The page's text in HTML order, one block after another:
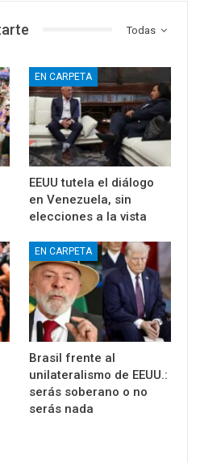
Todas
EN CARPETA
EEUU tutela el diálogo
en Venezuela, sin
elecciones a la vista
EN CARPETA
Brasil frente al
unilateralismo de EEUU.:
serás soberano o no
serás nada